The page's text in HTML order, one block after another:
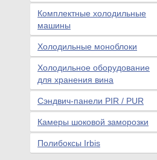
Комплектные холодильные
машины
Холодильные моноблоки
Холодильное оборудование
для хранения вина
Сэндвич-панели PIR / PUR
Камеры шоковой заморозки
Полибоксы Irbis